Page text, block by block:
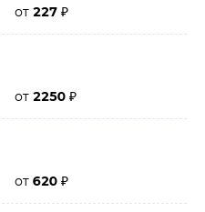
от 227 ₽
от 2250 ₽
от 620 ₽